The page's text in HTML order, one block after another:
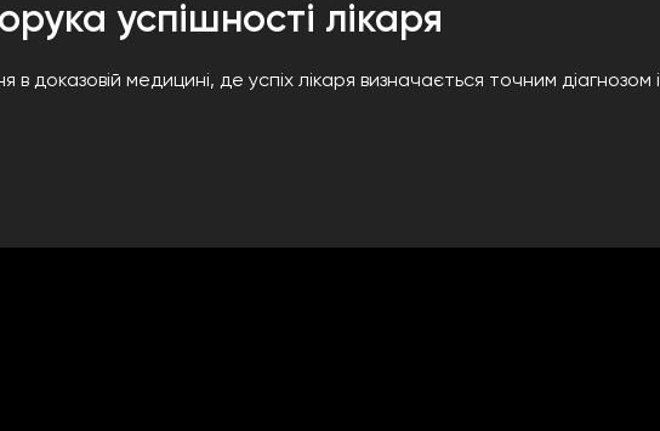
успішності лікаря
доказовій медицині, де успіх лікаря визначається точним